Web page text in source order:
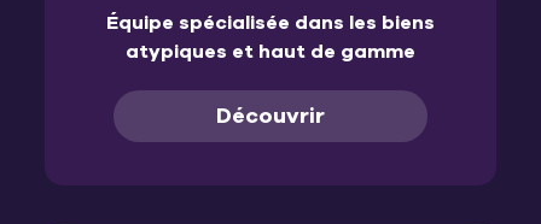
Équipe spécialisée dans les biens
atypiques et haut de gamme
Découvrir